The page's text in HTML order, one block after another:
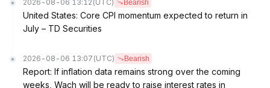
2026-08-06 13:12 (UTC) Bearish
United States: Core CPI momentum expected to return in
July – TD Securities
2026-08-06 13:07 (UTC) Bearish
Report: If inflation data remains strong over the coming
weeks, Wach will be ready to raise interest rates in